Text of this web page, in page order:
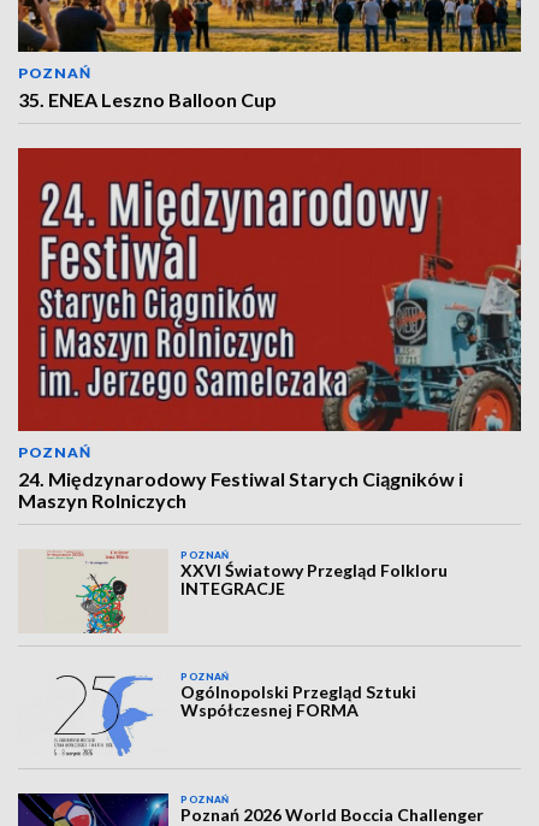
POZNAŃ
35. ENEA Leszno Balloon Cup
POZNAŃ
24. Międzynarodowy Festiwal Starych Ciągników i
Maszyn Rolniczych
POZNAŃ
XXVI Światowy Przegląd Folkloru
INTEGRACJE
POZNAŃ
Ogólnopolski Przegląd Sztuki
Współczesnej FORMA
POZNAŃ
Poznań 2026 World Boccia Challenger